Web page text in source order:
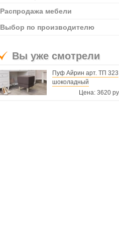
Распродажа мебели
Выбор по производителю
Вы уже смотрели
Пуф Айрин арт. ТП 323
шоколадный
Цена: 3620